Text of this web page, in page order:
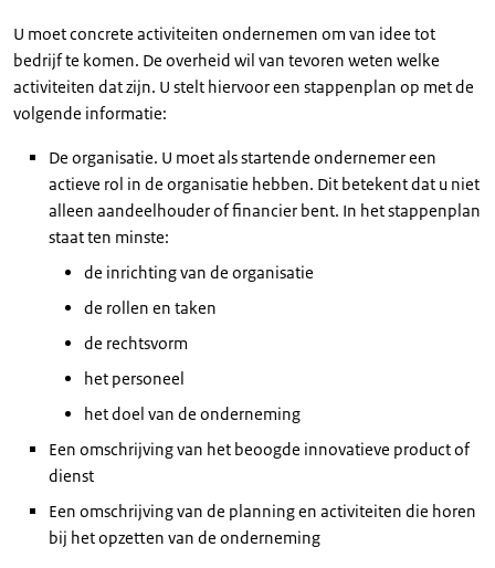
U moet concrete activiteiten ondernemen om van idee tot
bedrijf te komen. De overheid wil van tevoren weten welke
activiteiten dat zijn. U stelt hiervoor een stappenplan op met de
volgende informatie:
De organisatie. U moet als startende ondernemer een
actieve rol in de organisatie hebben. Dit betekent dat u niet
alleen aandeelhouder of financier bent. In het stappenplan
staat ten minste:
de inrichting van de organisatie
de rollen en taken
de rechtsvorm
het personeel
het doel van de onderneming
Een omschrijving van het beoogde innovatieve product of
dienst
Een omschrijving van de planning en activiteiten die horen
bij het opzetten van de onderneming